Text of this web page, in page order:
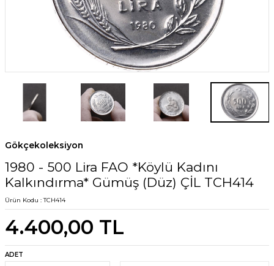
Gökçekoleksiyon
1980 - 500 Lira FAO *Köylü Kadını
Kalkındırma* Gümüş (Düz) ÇİL TCH414
Ürün Kodu :TCH414
4.400,00 TL
ADET